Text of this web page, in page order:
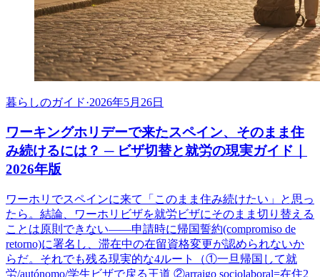
暮らしのガイド·2026年5月26日
ワーキングホリデーで来たスペイン、そのまま住
み続けるには？ ─ ビザ切替と就労の現実ガイド｜
2026年版
ワーホリでスペインに来て「このまま住み続けたい」と思っ
たら。結論、ワーホリビザを就労ビザにそのまま切り替える
ことは原則できない――申請時に帰国誓約(compromiso de
retorno)に署名し、滞在中の在留資格変更が認められないか
らだ。それでも残る現実的な4ルート（①一旦帰国して就
労/autónomo/学生ビザで戻る王道 ②arraigo sociolaboral=在住2